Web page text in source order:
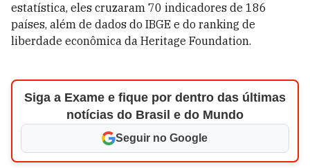
estatística, eles cruzaram 70 indicadores de 186
países, além de dados do IBGE e do ranking de
liberdade econômica da Heritage Foundation.
Siga a Exame e fique por dentro das últimas
notícias do Brasil e do Mundo
Seguir no Google